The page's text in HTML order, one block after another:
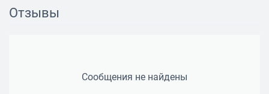
Отзывы
Сообщения не найдены